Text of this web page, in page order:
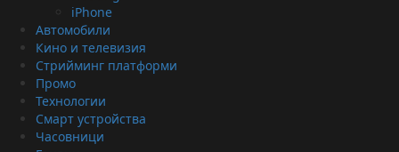
iPhone
Автомобили
Кино и телевизия
Стрийминг платформи
Промо
Технологии
Смарт устройства
Часовници